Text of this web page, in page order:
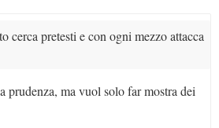
cerca pretesti e con ogni mezzo attacca
prudenza, ma vuol solo far mostra dei